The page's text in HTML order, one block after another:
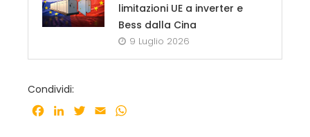
limitazioni UE a inverter e
Bess dalla Cina
9 Luglio 2026
Condividi:
Facebook
LinkedInTwitter
Email